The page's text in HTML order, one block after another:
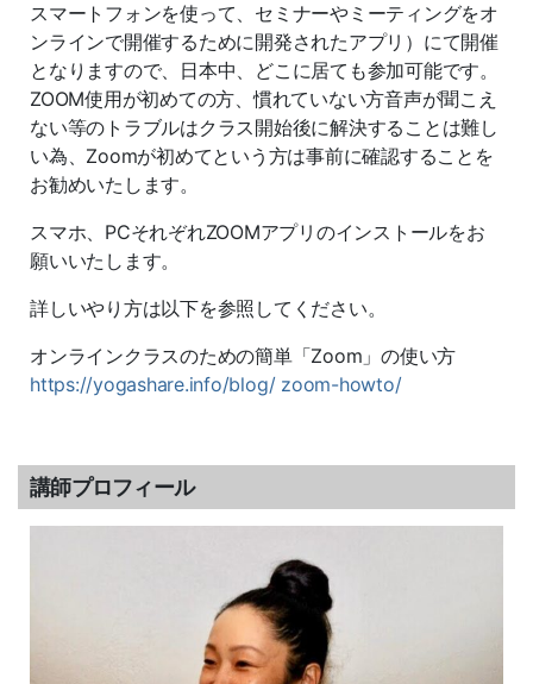
スマートフォンを使って、セミナーやミーティングをオ
ンラインで開催するために開発されたアプリ）にて開催
となりますので、日本中、どこに居ても参加可能です。
ZOOM使用が初めての方、慣れていない方音声が聞こえ
ない等のトラブルはクラス開始後に解決することは難し
い為、Zoomが初めてという方は事前に確認することを
お勧めいたします。
スマホ、PCそれぞれZOOMアプリのインストールをお
願いいたします。
詳しいやり方は以下を参照してください。
オンラインクラスのための簡単「Zoom」の使い方
https://yogashare.info/blog/ zoom-howto/
講師プロフィール